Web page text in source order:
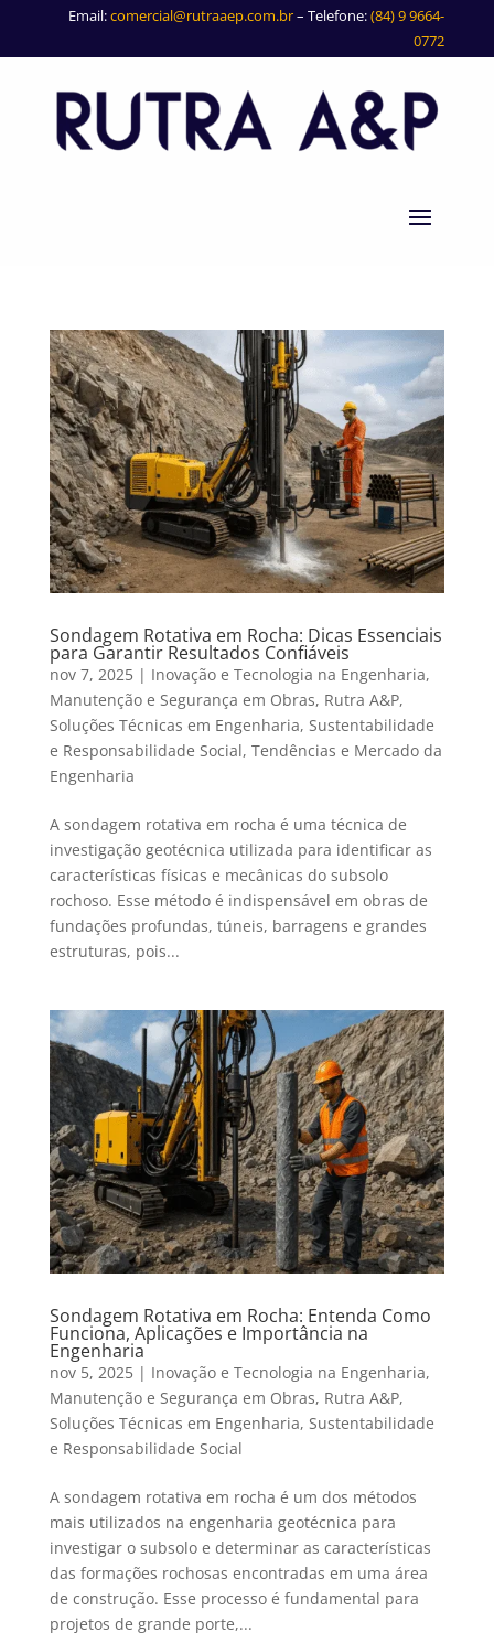
Email:comercial@rutraaep.com.br– Telefone:(84) 9 9664-
0772
Sondagem Rotativa em Rocha: Dicas Essenciais
para Garantir Resultados Confiáveis
nov 7, 2025| Inovação e Tecnologia na Engenharia,
Manutenção e Segurança em Obras, Rutra A&P,
Soluções Técnicas em Engenharia, Sustentabilidade
e Responsabilidade Social, Tendências e Mercado da
Engenharia
A sondagem rotativa em rocha é uma técnica de
investigação geotécnica utilizada para identificar as
características físicas e mecânicas do subsolo
rochoso. Esse método é indispensável em obras de
fundações profundas, túneis, barragens e grandes
estruturas, pois...
Sondagem Rotativa em Rocha: Entenda Como
Funciona, Aplicações e Importância na
Engenharia
nov 5, 2025| Inovação e Tecnologia na Engenharia,
Manutenção e Segurança em Obras, Rutra A&P,
Soluções Técnicas em Engenharia, Sustentabilidade
e Responsabilidade Social
A sondagem rotativa em rocha é um dos métodos
mais utilizados na engenharia geotécnica para
investigar o subsolo e determinar as características
das formações rochosas encontradas em uma área
de construção. Esse processo é fundamental para
projetos de grande porte,...